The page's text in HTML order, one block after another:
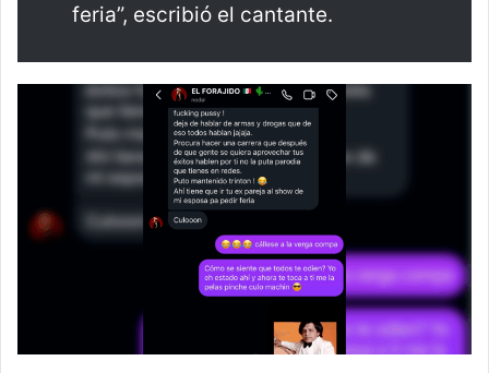
feria”, escribió el cantante.